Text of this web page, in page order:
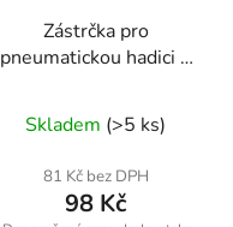
Zástrčka pro
pneumatickou hadici 9
– Geko
Skladem (>5 ks)
81 Kč bez DPH
98 Kč